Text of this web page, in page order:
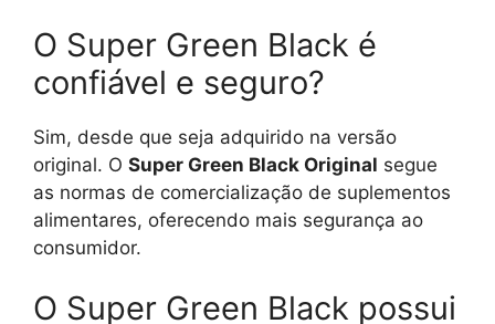
O Super Green Black é
confiável e seguro?
Sim, desde que seja adquirido na versão
original. O Super Green Black Original segue
as normas de comercialização de suplementos
alimentares, oferecendo mais segurança ao
consumidor.
O Super Green Black possui